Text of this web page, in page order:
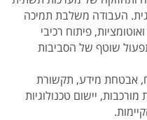
העבודה משלבת תמיכה
פיתוח רכיבי
שוטף של הסביבות
אבטחת מידע, תקשורת
יישום טכנולוגיות